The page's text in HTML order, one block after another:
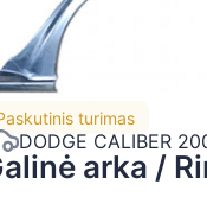
turimas
DODGE CALIBER
arka /